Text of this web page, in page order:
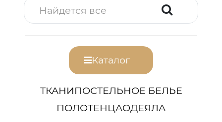
Каталог
ТКАНИПОСТЕЛЬНОЕ БЕЛЬЕ
ПОЛОТЕНЦАОДЕЯЛА